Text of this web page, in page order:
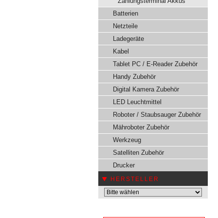
Batterien
Netzteile
Ladegeräte
Kabel
Tablet PC / E-Reader Zubehör
Handy Zubehör
Digital Kamera Zubehör
LED Leuchtmittel
Roboter / Staubsauger Zubehör
Mähroboter Zubehör
Werkzeug
Satelliten Zubehör
Drucker
HERSTELLER